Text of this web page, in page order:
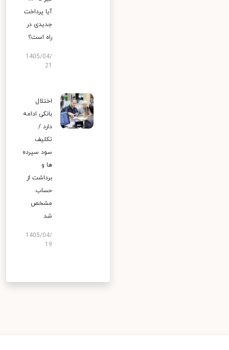
آیا پرداخت
جدیدی در
راه است؟
1405/04/
اختلال
بانکی ادامه
دارد /
تکلیف
سود سپرده
ها و
برداشت از
حساب
مشخص
شد
1405/04/
19